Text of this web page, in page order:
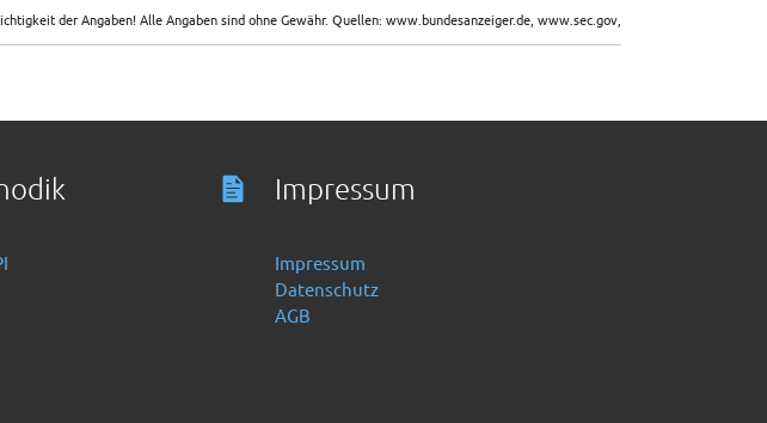
der Angaben! Alle Angaben sind ohne Gewähr. Quellen: www.bundesanzeiger.de, www.sec.gov,
Impressum
Impressum
Datenschutz
AGB